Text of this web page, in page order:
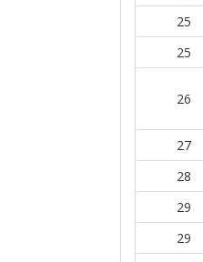
25
25
26
27
28
29
29